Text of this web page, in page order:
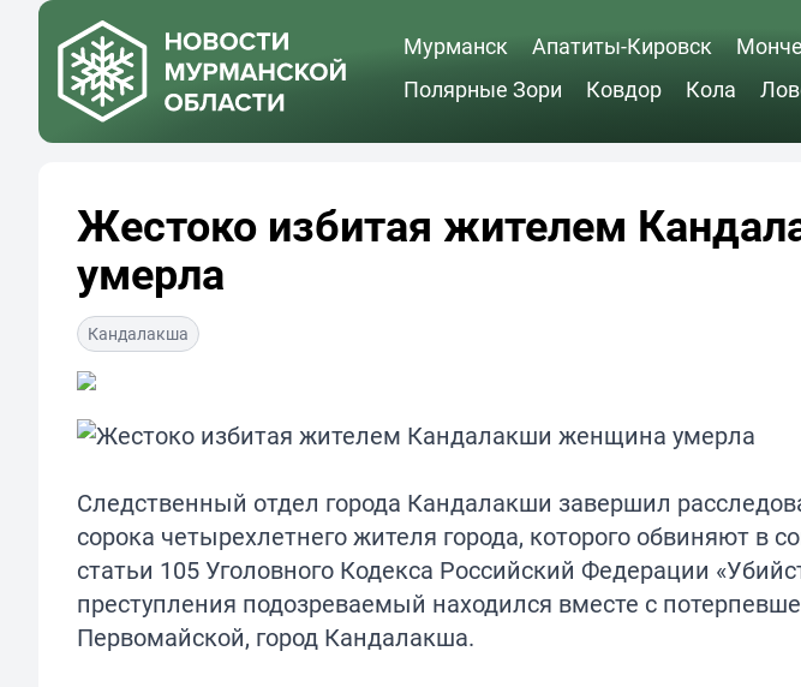
Мурманск Апатиты-Кировск
Полярные Зори
Ковдор Кола
Жестоко избитая жителем
умерла
Кандалакша
Следственный отдел города Кандалакши завершил
сорока четырехлетнего жителя города, которого обвиняют в
статьи 105 Уголовного Кодекса Российский Федерации
преступления подозреваемый находился вместе с
Первомайской, город Кандалакша.